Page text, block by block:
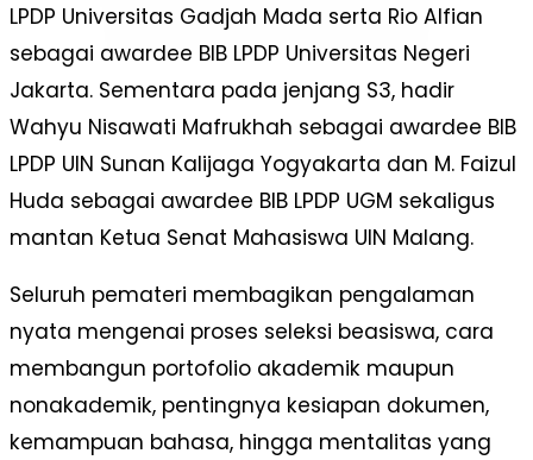
LPDP Universitas Gadjah Mada serta Rio Alfian
sebagai awardee BIB LPDP Universitas Negeri
Jakarta. Sementara pada jenjang S3, hadir
Wahyu Nisawati Mafrukhah sebagai awardee BIB
LPDP UIN Sunan Kalijaga Yogyakarta dan M. Faizul
Huda sebagai awardee BIB LPDP UGM sekaligus
mantan Ketua Senat Mahasiswa UIN Malang.
Seluruh pemateri membagikan pengalaman
nyata mengenai proses seleksi beasiswa, cara
membangun portofolio akademik maupun
nonakademik, pentingnya kesiapan dokumen,
kemampuan bahasa, hingga mentalitas yang